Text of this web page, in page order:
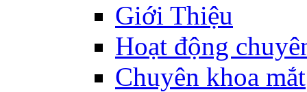
Giới Thiệu
Hoạt động
Chuyên khoa mắt